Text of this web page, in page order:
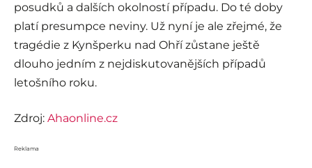
posudků a dalších okolností případu. Do té doby
platí presumpce neviny. Už nyní je ale zřejmé, že
tragédie z Kynšperku nad Ohří zůstane ještě
dlouho jedním z nejdiskutovanějších případů
letošního roku.
Zdroj: Ahaonline.cz
Reklama